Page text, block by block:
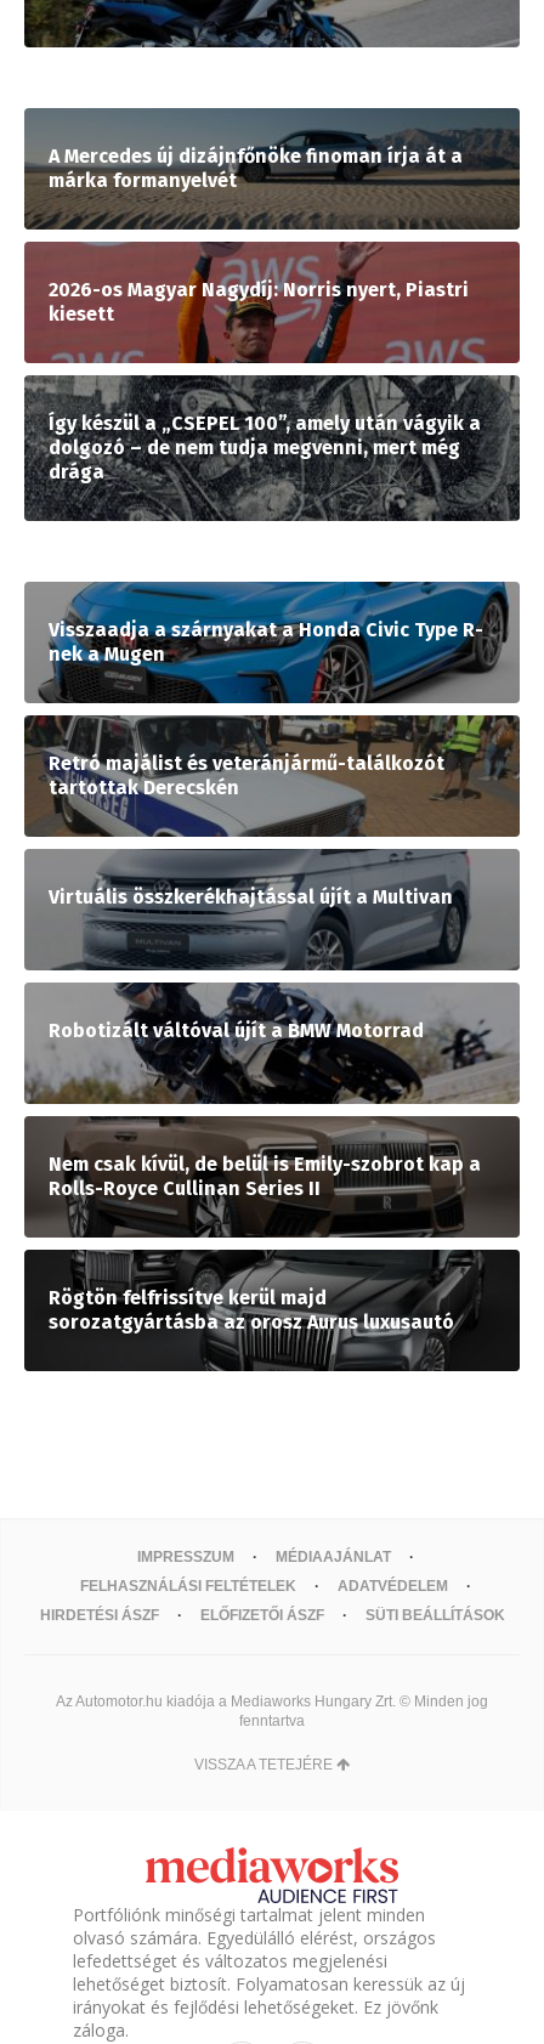
A Mercedes új dizájnfőnöke finoman írja át a
márka formanyelvét
2026-os Magyar Nagydíj: Norris nyert, Piastri
kiesett
Így készül a „CSEPEL 100”, amely után vágyik a
dolgozó – de nem tudja megvenni, mert még
drága
Visszaadja a szárnyakat a Honda Civic Type R-
nek a Mugen
Retró majálist és veteránjármű-találkozót
tartottak Derecskén
Virtuális összkerékhajtással újít a Multivan
Robotizált váltóval újít a BMW Motorrad
Nem csak kívül, de belül is Emily-szobrot kap a
Rolls-Royce Cullinan Series II
Rögtön felfrissítve kerül majd
sorozatgyártásba az orosz Aurus luxusautó
IMPRESSZUM
MÉDIAAJÁNLAT
FELHASZNÁLÁSI FELTÉTELEK
ADATVÉDELEM
HIRDETÉSI ÁSZF
ELŐFIZETŐI ÁSZF SÜTI BEÁLLÍTÁSOK
Az Automotor.hu kiadója a Mediaworks Hungary Zrt. © Minden jog
fenntartva
VISSZA A TETEJÉRE
Portfóliónk minőségi tartalmat jelent minden
olvasó számára. Egyedülálló elérést, országos
lefedettséget és változatos megjelenési
lehetőséget biztosít. Folyamatosan keressük az új
irányokat és fejlődési lehetőségeket. Ez jövőnk
záloga.